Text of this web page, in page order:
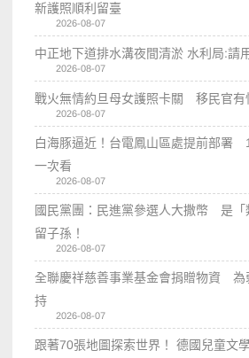
新護照順利留臺
2026-08-07
中正地下道排水溝夜間清淤 水利局:請
2026-08-07
戰火無情約旦母女護照卡關 移民官有
2026-08-07
白海豚逼近！台電鳳山區處提前部署
一次看
2026-08-07
國民黨團：民進黨參選人大撒幣 是「
留子孫！
2026-08-07
全聯慶祥慈善事業基金會捐贈物資 為
持
2026-08-07
跟著70張地圖探索世界！ 德國兒童文